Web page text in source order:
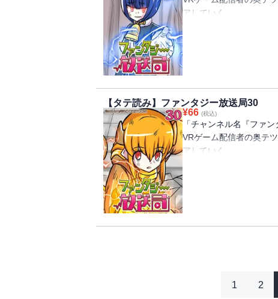
アしていく。
そこへ突然、女神から
ルフの女の子と出会うが
仲間が増えたり、騎士団
果たして無事異世界を救
【タテ読み】ファンタジー放送局30
¥66 (税込)
「チャンネル名『ファ
VRゲーム配信者の奥テ
アしていく。
そこへ突然、女神から
ルフの女の子と出会うが
仲間が増えたり、騎士
1 2